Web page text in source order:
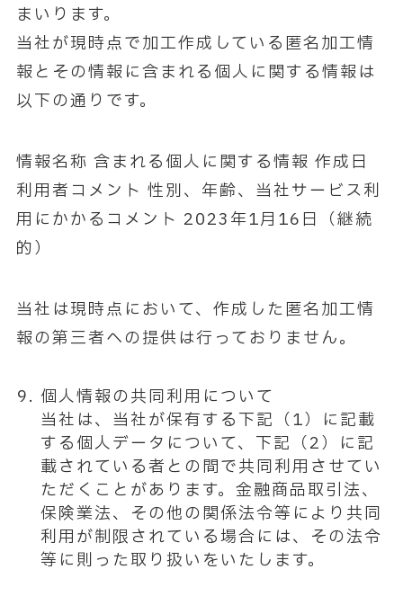
まいります。
当社が現時点で加工作成している匿名加工情
報とその情報に含まれる個人に関する情報は
以下の通りです。
情報名称 含まれる個人に関する情報 作成日
利用者コメント 性別、年齢、当社サービス利
用にかかるコメント 2023年1月16日（継続
的）
当社は現時点において、作成した匿名加工情
報の第三者への提供は行っておりません。
個人情報の共同利用について
当社は、当社が保有する下記（1）に記載
する個人データについて、下記（2）に記
載されている者との間で共同利用させてい
ただくことがあります。金融商品取引法、
保険業法、その他の関係法令等により共同
利用が制限されている場合には、その法令
等に則った取り扱いをいたします。